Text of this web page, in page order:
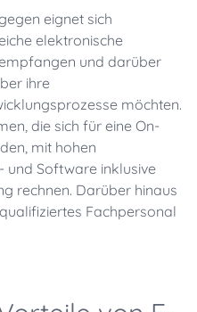
eignet sich
elektronische
und darüber
ihre
möchten.
die sich für eine On-
mit hohen
und Software inklusive
rechnen. Darüber hinaus
Fachpersonal